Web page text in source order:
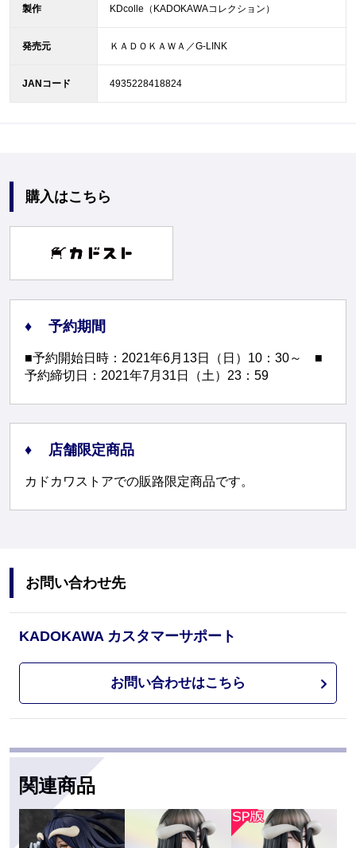
製作 KDcolle（KADOKAWAコレクション）
発売元 ＫＡＤＯＫＡＷＡ／G-LINK
JANコード 4935228418824
購入はこちら
予約期間
■予約開始日時：2021年6月13日（日）10：30～ ■
予約締切日：2021年7月31日（土）23：59
店舗限定商品
カドカワストアでの販路限定商品です。
お問い合わせ先
KADOKAWA カスタマーサポート
お問い合わせはこちら
関連商品